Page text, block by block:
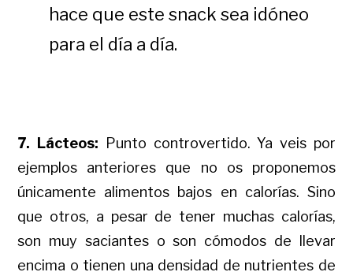
hace que este snack sea idóneo
para el día a día.
7. Lácteos: Punto controvertido. Ya veis por
ejemplos anteriores que no os proponemos
únicamente alimentos bajos en calorías. Sino
que otros, a pesar de tener muchas calorías,
son muy saciantes o son cómodos de llevar
encima o tienen una densidad de nutrientes de